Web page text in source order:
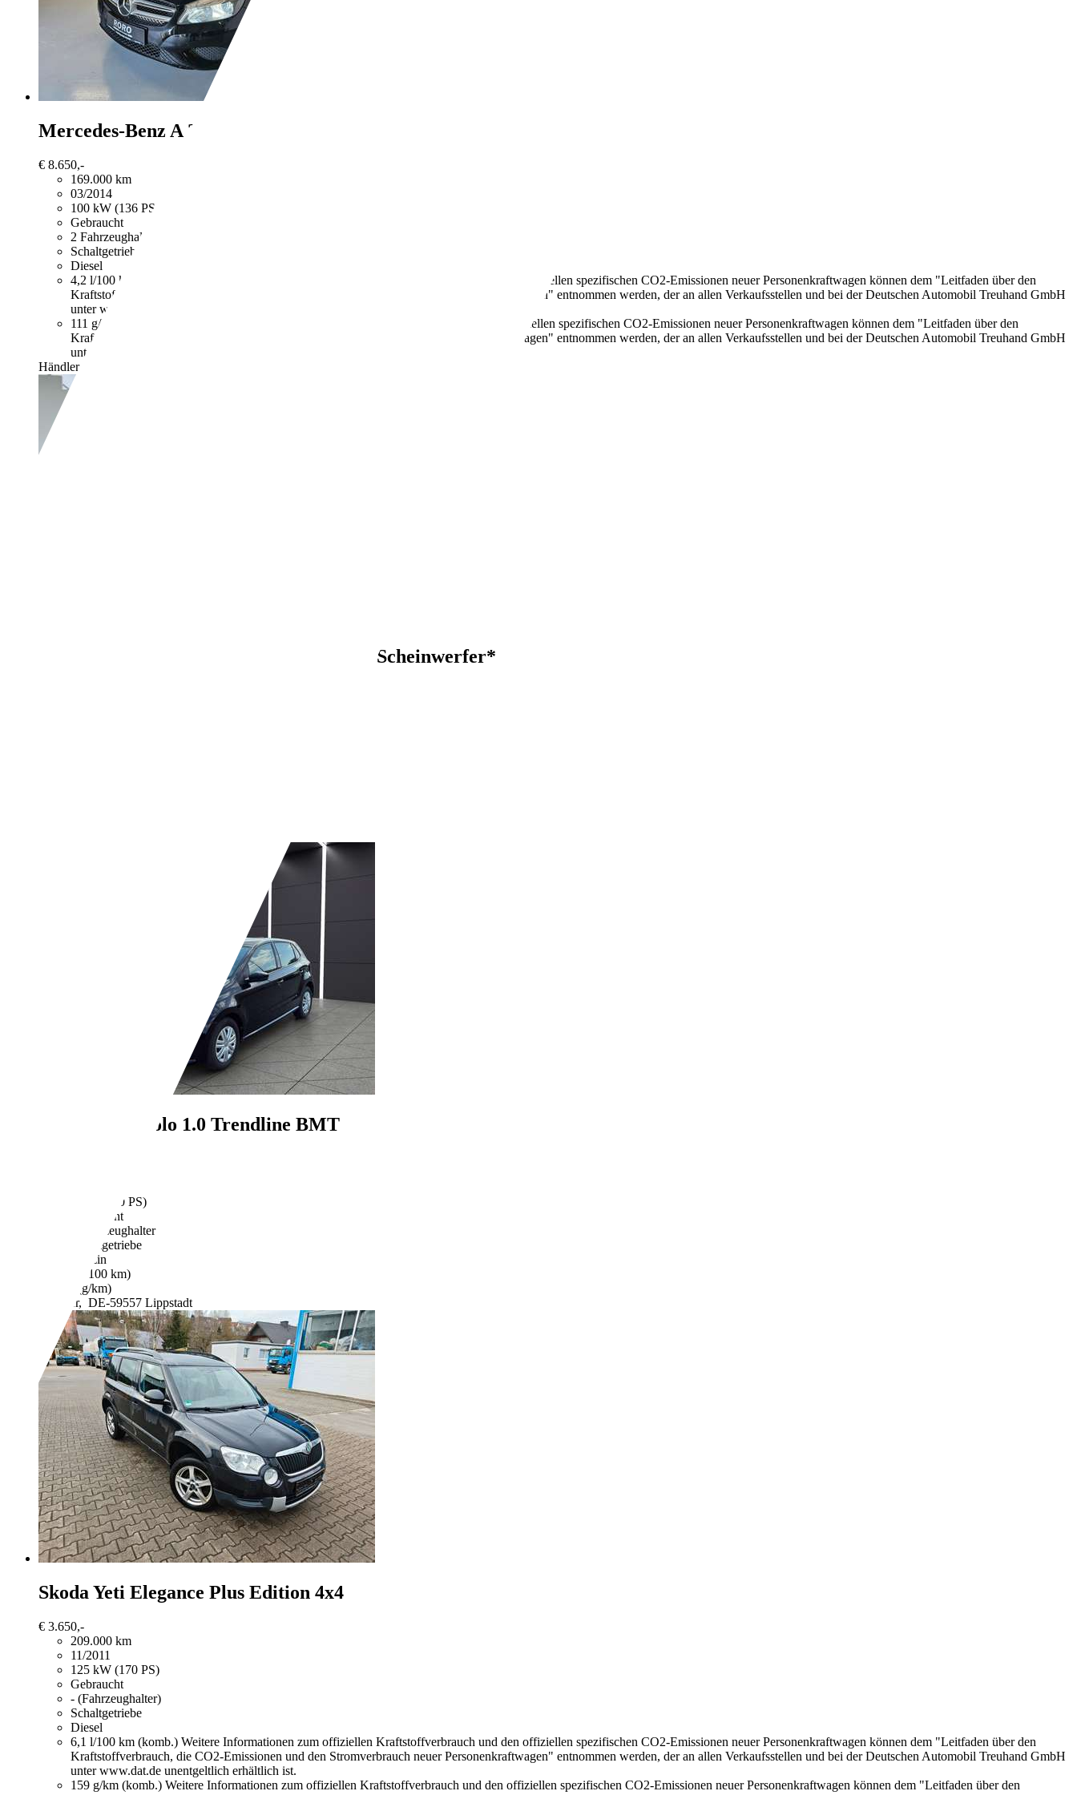
Mercedes-Benz A 200
€ 8.650,-
169.000 km
03/2014
100 kW (136 PS)
Gebraucht
2 Fahrzeughalter
Schaltgetriebe
Diesel
4,2 l/100 km (komb.)
Weitere Informationen zum offiziellen Kraftstoffverbrauch und den offiziellen spezifischen CO2-Emissionen neuer Personenkraftwagen können dem "Leitfaden über den
Kraftstoffverbrauch, die CO2-Emissionen und den Stromverbrauch neuer Personenkraftwagen" entnommen werden, der an allen Verkaufsstellen und bei der Deutschen Automobil Treuhand GmbH
unter www.dat.de unentgeltlich erhältlich ist.
111 g/km (komb.)
Weitere Informationen zum offiziellen Kraftstoffverbrauch und den offiziellen spezifischen CO2-Emissionen neuer Personenkraftwagen können dem "Leitfaden über den
Kraftstoffverbrauch, die CO2-Emissionen und den Stromverbrauch neuer Personenkraftwagen" entnommen werden, der an allen Verkaufsstellen und bei der Deutschen Automobil Treuhand GmbH
unter www.dat.de unentgeltlich erhältlich ist.
Händler,
Easy*5-Türer*DAB+*LED-Scheinwerfer*
Volkswagen Polo 1.0 Trendline BMT
44 kW (60 PS)
Gebraucht
2 Fahrzeughalter
Schaltgetriebe
Benzin
- (l/100 km)
- (g/km)
Händler, DE-59557 Lippstadt
Skoda Yeti Elegance Plus Edition 4x4
€ 3.650,-
209.000 km
11/2011
125 kW (170 PS)
Gebraucht
- (Fahrzeughalter)
Schaltgetriebe
Diesel
6,1 l/100 km (komb.) Weitere Informationen zum offiziellen Kraftstoffverbrauch und den offiziellen spezifischen CO2-Emissionen neuer Personenkraftwagen können dem "Leitfaden über den
Kraftstoffverbrauch, die CO2-Emissionen und den Stromverbrauch neuer Personenkraftwagen" entnommen werden, der an allen Verkaufsstellen und bei der Deutschen Automobil Treuhand GmbH
unter www.dat.de unentgeltlich erhältlich ist.
159 g/km (komb.) Weitere Informationen zum offiziellen Kraftstoffverbrauch und den offiziellen spezifischen CO2-Emissionen neuer Personenkraftwagen können dem "Leitfaden über den